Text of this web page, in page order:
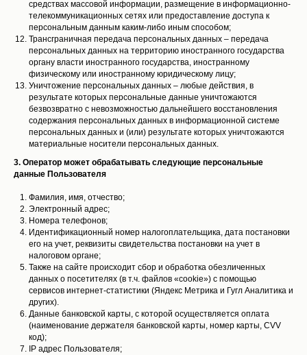
средствах массовой информации, размещение в информационно-
телекоммуникационных сетях или предоставление доступа к
персональным данным каким-либо иным способом;
Трансграничная передача персональных данных – передача
персональных данных на территорию иностранного государства
органу власти иностранного государства, иностранному
физическому или иностранному юридическому лицу;
Уничтожение персональных данных – любые действия, в
результате которых персональные данные уничтожаются
безвозвратно с невозможностью дальнейшего восстановления
содержания персональных данных в информационной системе
персональных данных и (или) результате которых уничтожаются
материальные носители персональных данных.
3. Оператор может обрабатывать следующие персональные
данные Пользователя
Фамилия, имя, отчество;
Электронный адрес;
Номера телефонов;
Идентификационный номер налогоплательщика, дата постановки
его на учет, реквизиты свидетельства постановки на учет в
налоговом органе;
Также на сайте происходит сбор и обработка обезличенных
данных о посетителях (в т.ч. файлов «cookie») с помощью
сервисов интернет-статистики (Яндекс Метрика и Гугл Аналитика и
других).
Данные банковской карты, с которой осуществляется оплата
(наименование держателя банковской карты, номер карты, CVV
код);
IP адрес Пользователя;